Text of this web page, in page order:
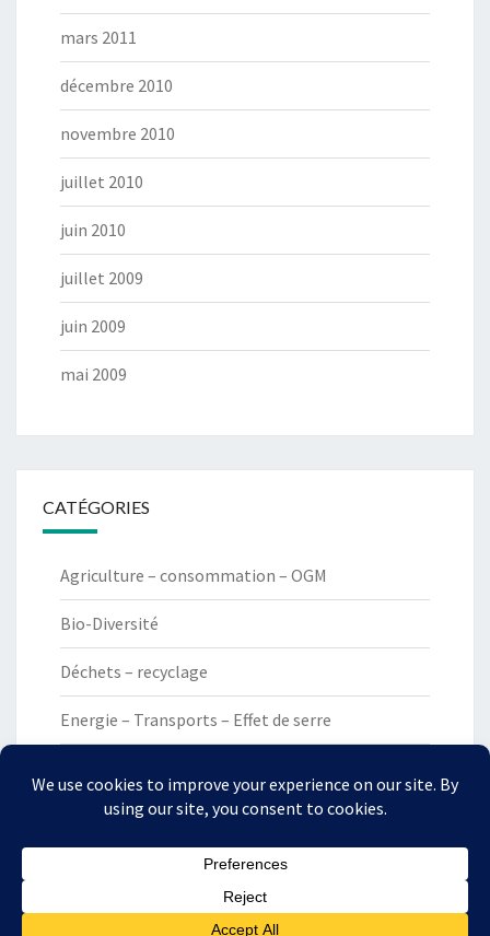
mars 2011
décembre 2010
novembre 2010
juillet 2010
juin 2010
juillet 2009
juin 2009
mai 2009
CATÉGORIES
Agriculture – consommation – OGM
Bio-Diversité
Déchets – recyclage
Energie – Transports – Effet de serre
Uncategorized